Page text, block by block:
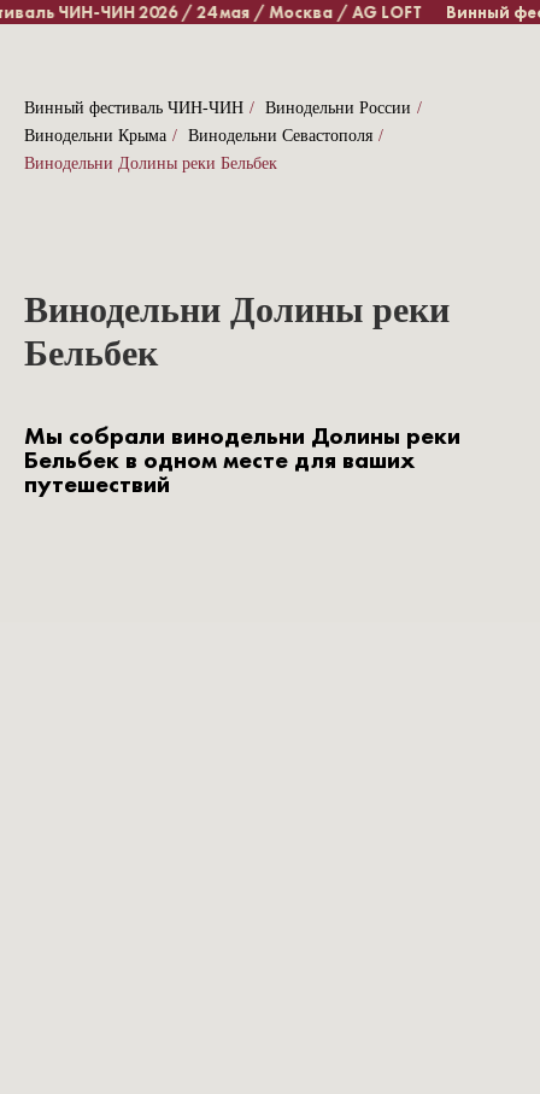
ЧИН-ЧИН 2026 / 24 мая / Москва / AG LOFT Винный
Винный фестиваль ЧИН-ЧИН / Винодельни России /
Винодельни Крыма / Винодельни Севастополя /
Винодельни Долины реки Бельбек
Винодельни Долины реки
Бельбек
Мы собрали винодельни Долины реки
Бельбек в одном месте для ваших
путешествий